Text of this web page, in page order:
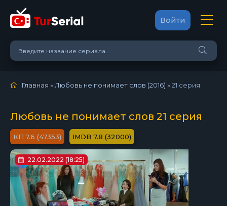
Войти
Главная » Любовь не понимает слов (2016) »21 серия
Любовь не понимает слов 21 серия
7.6 (47353) 7.8 (32000)
22.02.2022 (18:25)